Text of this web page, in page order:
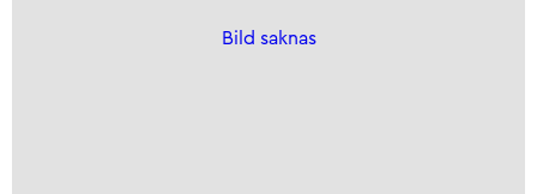
Bild saknas